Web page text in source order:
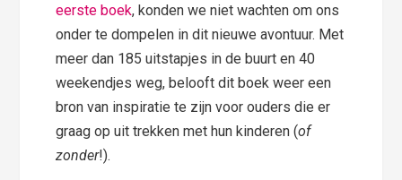
eerste boek, konden we niet wachten om ons
onder te dompelen in dit nieuwe avontuur. Met
meer dan 185 uitstapjes in de buurt en 40
weekendjes weg, belooft dit boek weer een
bron van inspiratie te zijn voor ouders die er
graag op uit trekken met hun kinderen (of
zonder!).